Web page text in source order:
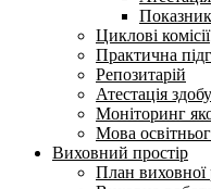
Циклові комісії
Практична
Репозитарій
Атестація
Моніторинг
Мова
Виховний простір
План виховної